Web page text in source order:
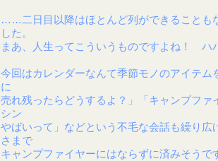
……二日目以降はほとんど列ができることも
した。
まあ、人生ってこういうものですよね！ ハ
今回はカレンダーなんて季節モノのアイテム
に
売れ残ったらどうするよ？」「キャンプファ
シン
やばいって」などという不毛な会話も繰り広
さまで
キャンプファイヤーにはならずに済みそうで